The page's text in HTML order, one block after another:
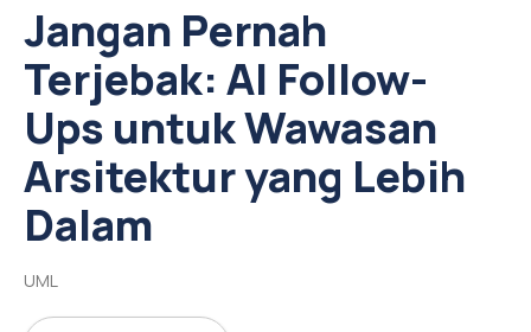
Jangan Pernah
Terjebak: AI Follow-
Ups untuk Wawasan
Arsitektur yang Lebih
Dalam
UML